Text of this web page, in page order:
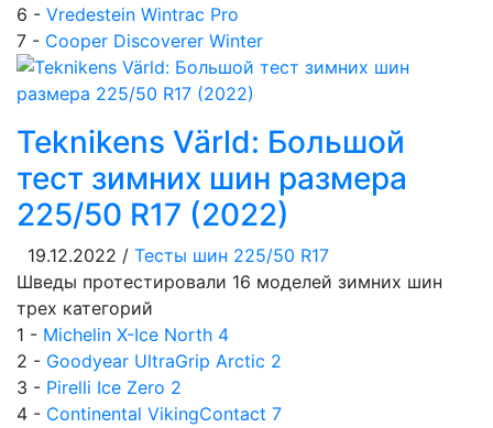
6 - Vredestein Wintrac Pro
7 - Cooper Discoverer Winter
Teknikens Värld: Большой
тест зимних шин размера
225/50 R17 (2022)
19.12.2022 / Тесты шин 225/50 R17
Шведы протестировали 16 моделей зимних шин
трех категорий
1 - Michelin X-Ice North 4
2 - Goodyear UltraGrip Arctic 2
3 - Pirelli Ice Zero 2
4 - Continental VikingContact 7